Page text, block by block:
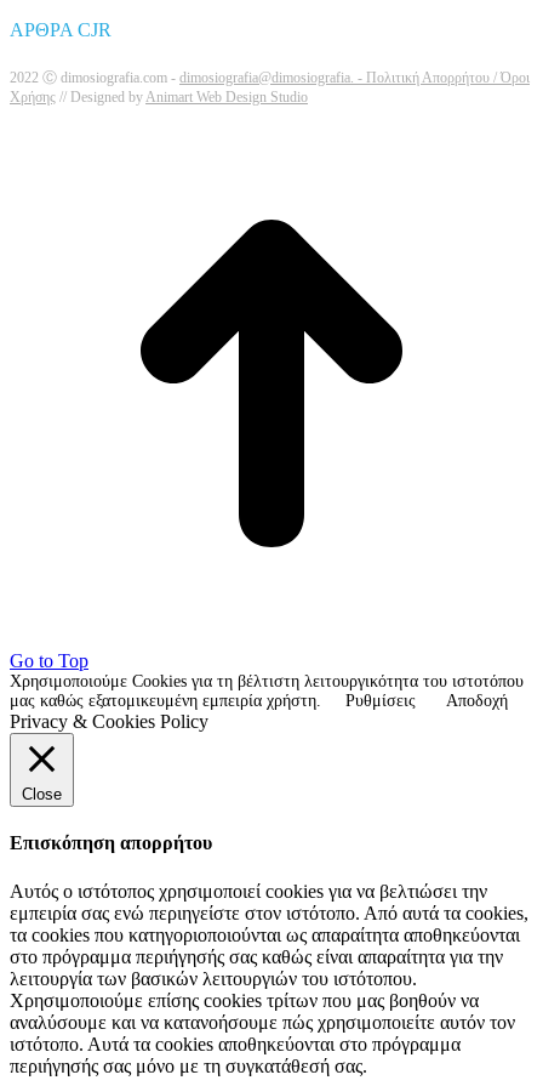
ΑΡΘΡΑ CJR
2022 Ⓒ dimosiografia.com - dimosiografia@dimosiografia. - Πολιτική Απορρήτου / Όροι
Χρήσης // Designed byAnimart Web Design Studio
Go to Top
Χρησιμοποιούμε Cookies για τη βέλτιστη λειτουργικότητα του ιστοτόπου
μας καθώς εξατομικευμένη εμπειρία χρήστη.
Ρυθμίσεις Αποδοχή
Privacy & Cookies Policy
Close
Επισκόπηση απορρήτου
Αυτός ο ιστότοπος χρησιμοποιεί cookies για να βελτιώσει την
εμπειρία σας ενώ περιηγείστε στον ιστότοπο. Από αυτά τα cookies,
τα cookies που κατηγοριοποιούνται ως απαραίτητα αποθηκεύονται
στο πρόγραμμα περιήγησής σας καθώς είναι απαραίτητα για την
λειτουργία των βασικών λειτουργιών του ιστότοπου.
Χρησιμοποιούμε επίσης cookies τρίτων που μας βοηθούν να
αναλύσουμε και να κατανοήσουμε πώς χρησιμοποιείτε αυτόν τον
ιστότοπο. Αυτά τα cookies αποθηκεύονται στο πρόγραμμα
περιήγησής σας μόνο με τη συγκατάθεσή σας.